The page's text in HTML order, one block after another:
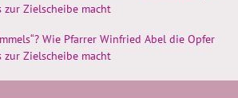
zur Zielscheibe macht
Wie Pfarrer Winfried Abel die Opfer
zur Zielscheibe macht